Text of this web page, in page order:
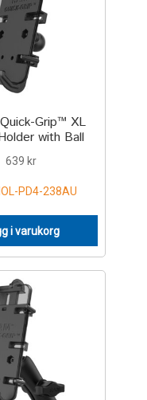
Grip™ XL
with Ball
639 kr
PD4-238AU
i varukorg